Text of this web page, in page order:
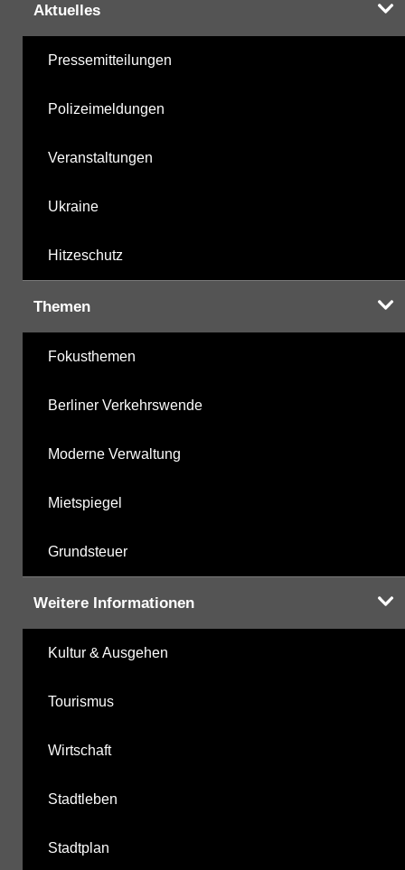
Aktuelles
Pressemitteilungen
Polizeimeldungen
Veranstaltungen
Ukraine
Hitzeschutz
Themen
Fokusthemen
Berliner Verkehrswende
Moderne Verwaltung
Mietspiegel
Grundsteuer
Weitere Informationen
Kultur & Ausgehen
Tourismus
Wirtschaft
Stadtleben
Stadtplan